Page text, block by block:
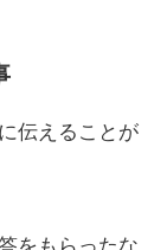
伝えることが
をもらったな